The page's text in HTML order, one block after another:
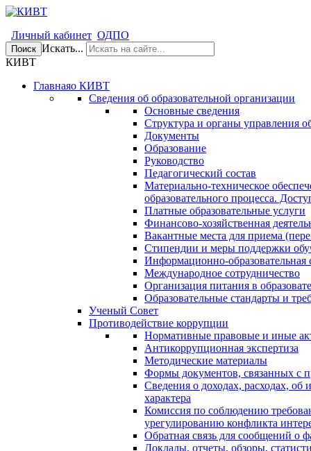
Личный кабинет ОДПО
Поиск Искать...
КИВТ
Главнаяо КИВТ
Сведения об образовательной организации
Основные сведения
Структура и органы управления
Документы
Образование
Руководство
Педагогический состав
Материально-техническое
образовательного процесса.
Платные образовательные услуги
Финансово-хозяйственная
Вакантные места для приема
Стипендии и меры поддержки
Информационно-образовательная
Международное сотрудничество
Организация питания в
Образовательные стандарты и
Ученый Совет
Противодействие коррупции
Нормативные правовые и иные
Антикоррупционная экспертиза
Методические материалы
Формы документов, связанных с
Сведения о доходах, расходах, об
характера
Комиссия по соблюдению
урегулированию конфликта
Обратная связь для сообщений о
Доклады, отчеты, обзоры,